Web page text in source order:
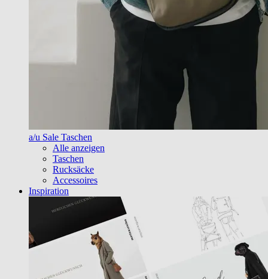
a/u Sale Taschen
Alle anzeigen
Taschen
Rucksäcke
Accessoires
Inspiration